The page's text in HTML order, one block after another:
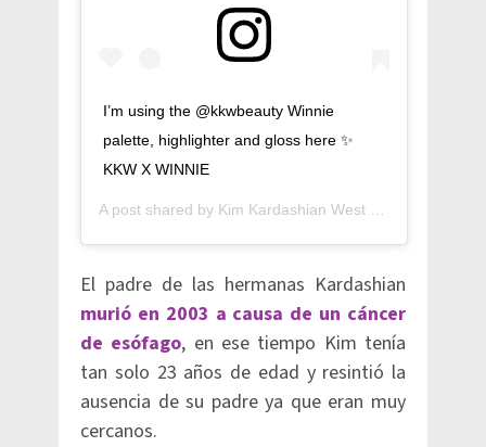
I’m using the @kkwbeauty Winnie
palette, highlighter and gloss here ✨
KKW X WINNIE
A post shared by Kim Kardashian West
El padre de las hermanas Kardashian
murió en 2003 a causa de un cáncer
de esófago, en ese tiempo Kim tenía
tan solo 23 años de edad y resintió la
ausencia de su padre ya que eran muy
cercanos.